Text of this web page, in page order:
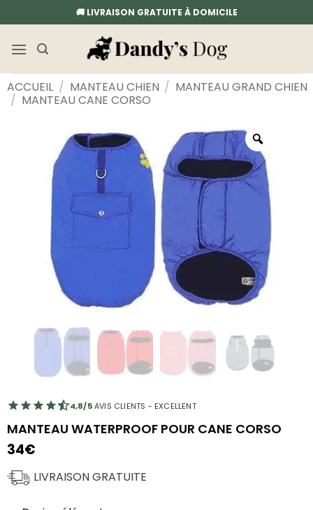
au
contenu
🚚 LIVRAISON GRATUITE À DOMICILE
ACCUEIL / MANTEAU CHIEN / MANTEAU GRAND CHIEN
/ MANTEAU CANE CORSO
4,8/5AVIS CLIENTS - EXCELLENT
MANTEAU WATERPROOF POUR CANE CORSO
34€
LIVRAISON GRATUITE